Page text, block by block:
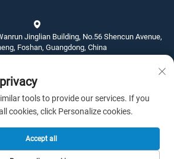
Jinglian Building, No.56 Shencun Avenue,
Foshan, Guangdong, China
+86-757-83789311
[email protected]
ELECTROTECH CO.,LTD. Alle Rechte
tools to provide our services. If you
cookies, click Personalize cookies.
Accept all